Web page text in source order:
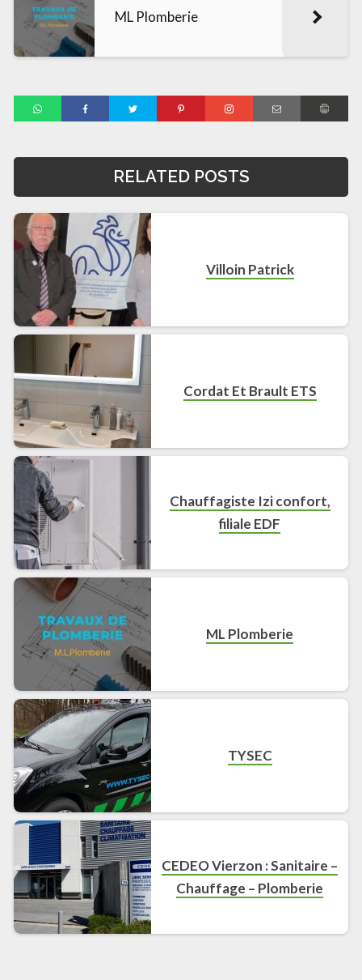
ML Plomberie
RELATED POSTS
Villoin Patrick
Cordat Et Brault ETS
Chauffagiste Izi confort,
filiale EDF
ML Plomberie
TYSEC
CEDEO Vierzon : Sanitaire –
Chauffage – Plomberie